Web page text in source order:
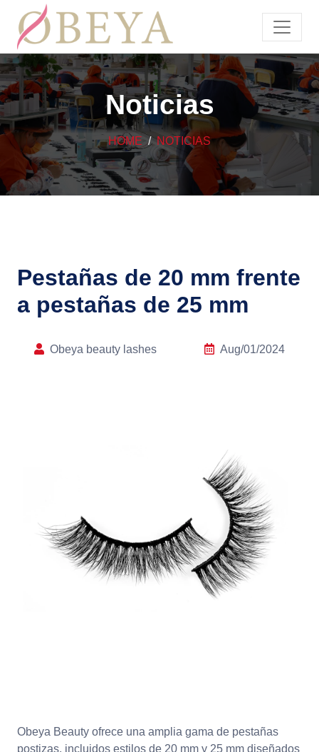
Noticias
HOME NOTICIAS
Pestañas de 20 mm frente
a pestañas de 25 mm
Obeya beauty lashes Aug/01/2024
Obeya Beauty ofrece una amplia gama de pestañas
postizas, incluidos estilos de 20 mm y 25 mm diseñados